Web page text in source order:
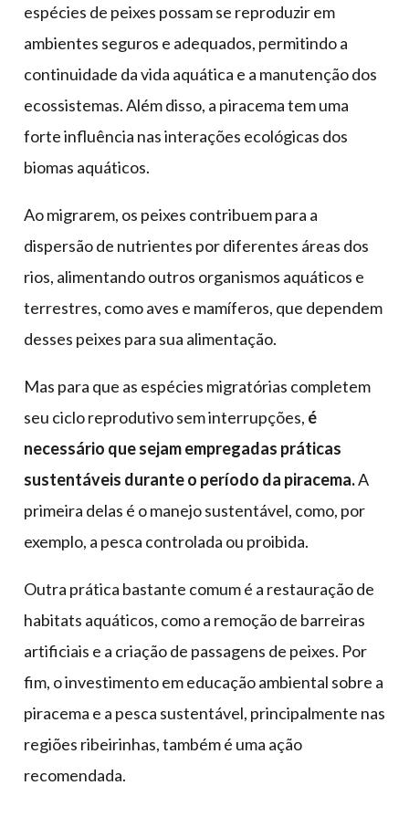
espécies de peixes possam se reproduzir em
ambientes seguros e adequados, permitindo a
continuidade da vida aquática e a manutenção dos
ecossistemas. Além disso, a piracema tem uma
forte influência nas interações ecológicas dos
biomas aquáticos.
Ao migrarem, os peixes contribuem para a
dispersão de nutrientes por diferentes áreas dos
rios, alimentando outros organismos aquáticos e
terrestres, como aves e mamíferos, que dependem
desses peixes para sua alimentação.
Mas para que as espécies migratórias completem
seu ciclo reprodutivo sem interrupções, é
necessário que sejam empregadas práticas
sustentáveis durante o período da piracema.A
primeira delas é o manejo sustentável, como, por
exemplo, a pesca controlada ou proibida.
Outra prática bastante comum é a restauração de
habitats aquáticos, como a remoção de barreiras
artificiais e a criação de passagens de peixes. Por
fim, o investimento em educação ambiental sobre a
piracema e a pesca sustentável, principalmente nas
regiões ribeirinhas, também é uma ação
recomendada.